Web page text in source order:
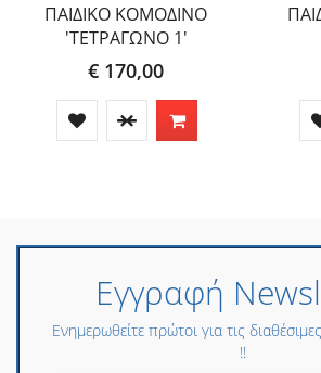
ΠΑΙΔΙΚΟ ΚΟΜΟΔΙΝΟ
'ΤΕΤΡΑΓΩΝΟ 1'
€ 170,00
Εγγραφή
Ενημερωθείτε πρώτοι για τις
!!